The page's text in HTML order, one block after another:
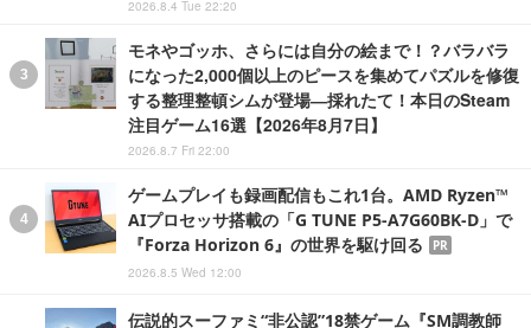
2026.8.4 Tue 22:20
モネやゴッホ、さらには自分の絵まで！？バラバラ
になった2,000個以上のピースを集めてパズルを修復
する整理整頓シムが登場―採れたて！本日のSteam
注目ゲーム16選【2026年8月7日】
2026.8.7 Fri 22:00
ゲームプレイも録画配信もこれ1台。AMD Ryzen™
AIプロセッサ搭載の「G TUNE P5-A7G60BK-D」で
『Forza Horizon 6』の世界を駆け回る
PR
2026.8.5 Wed 12:00
伝説的スーファミ“非公認”18禁ゲーム『SM調教師